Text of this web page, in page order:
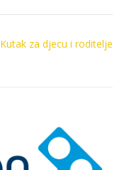
Kutak za djecu i roditelje